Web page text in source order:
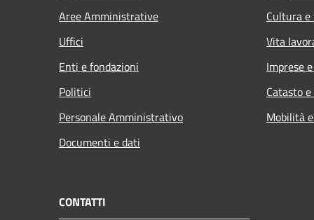
Aree Amministrative
Uffici
Enti e fondazioni
Politici
Personale Amministrativo
Documenti e dati
Cultura
Vita
Imprese
Catasto
Mobilità
CONTATTI